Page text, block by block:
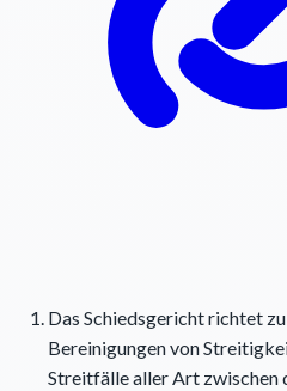
Das Schiedsgericht richtet
Bereinigungen von
Streitfälle aller Art zwischen